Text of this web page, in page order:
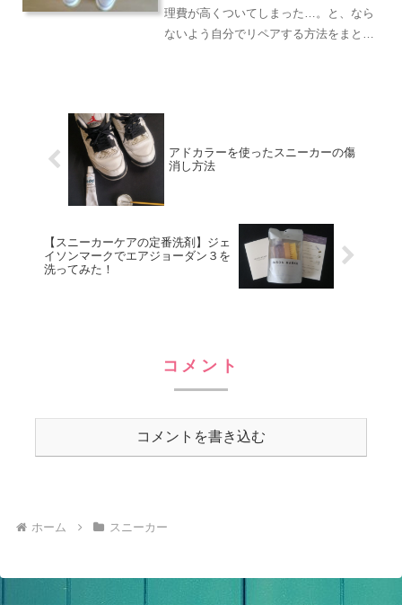
理費が高くついてしまった…。と、なら
ないよう自分でリペアする方法をまとめ
アドカラーを使ったスニーカーの傷
消し方法
【スニーカーケアの定番洗剤】ジェ
イソンマークでエアジョーダン３を
洗ってみた！
コメント
コメントを書き込む
ホーム スニーカー